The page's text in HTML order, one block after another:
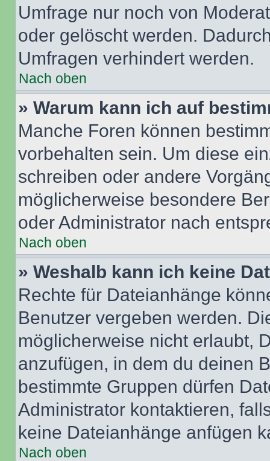
Umfrage nur noch von
oder gelöscht werden.
Umfragen verhindert werden.
Nach oben
» Warum kann ich auf
Manche Foren können
vorbehalten sein. Um diese
schreiben oder andere
möglicherweise besondere
oder Administrator nach
Nach oben
» Weshalb kann ich keine
Rechte für Dateianhänge
Benutzer vergeben werden.
möglicherweise nicht erlaubt,
anzufügen, in dem du deinen
bestimmte Gruppen dürfen
Administrator kontaktieren,
keine Dateianhänge anfügen
Nach oben